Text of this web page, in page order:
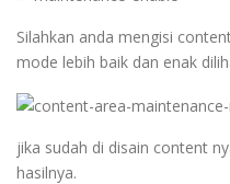
Silahkan anda mengisi
mode lebih baik dan enak
jika sudah di disain content
hasilnya.